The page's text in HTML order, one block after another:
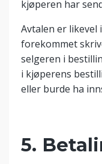
kjøperen har
Avtalen er likevel
forekommet
selgeren i
i kjøperens
eller burde ha
5.